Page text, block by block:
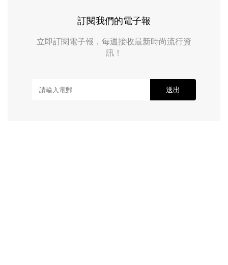
訂閱我們的電子報
立即訂閱電子報，每週接收最新時尚流行資
訊！
送出